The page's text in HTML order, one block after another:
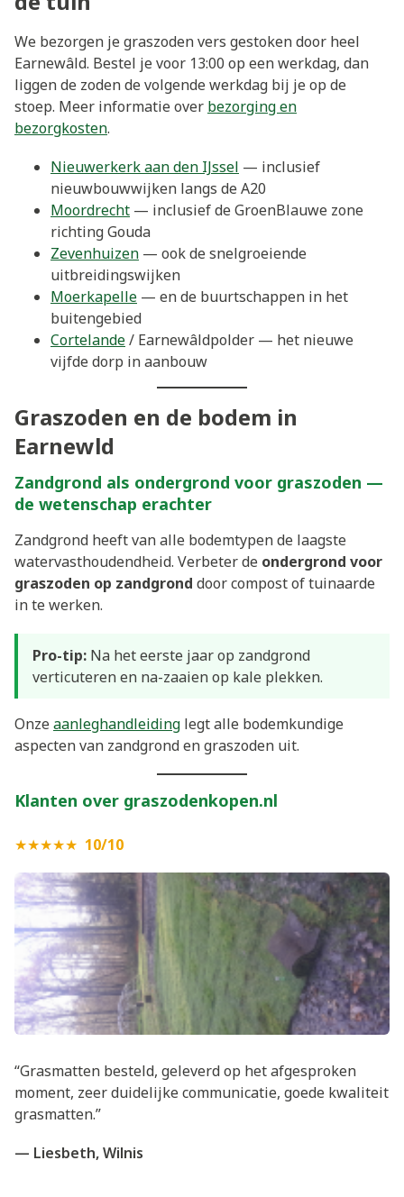
We bezorgen je graszoden vers gestoken door heel
Earnewâld. Bestel je voor 13:00 op een werkdag, dan
liggen de zoden de volgende werkdag bij je op de
stoep. Meer informatie over bezorging en
bezorgkosten.
Nieuwerkerk aan den IJssel — inclusief
nieuwbouwwijken langs de A20
Moordrecht — inclusief de GroenBlauwe zone
richting Gouda
Zevenhuizen — ook de snelgroeiende
uitbreidingswijken
Moerkapelle — en de buurtschappen in het
buitengebied
Cortelande/ Earnewâldpolder — het nieuwe
vijfde dorp in aanbouw
Graszoden en de bodem in
Earnewld
Zandgrond als ondergrond voor graszoden —
de wetenschap erachter
Zandgrond heeft van alle bodemtypen de laagste
watervasthoudendheid. Verbeter de ondergrond voor
graszoden op zandgrond door compost of tuinaarde
in te werken.
Pro-tip: Na het eerste jaar op zandgrond
verticuteren en na-zaaien op kale plekken.
Onzeaanleghandleiding legt alle bodemkundige
aspecten van zandgrond en graszoden uit.
Klanten over graszodenkopen.nl
★★★★★ 10/10
“Grasmatten besteld, geleverd op het afgesproken
moment, zeer duidelijke communicatie, goede kwaliteit
grasmatten.”
— Liesbeth, Wilnis